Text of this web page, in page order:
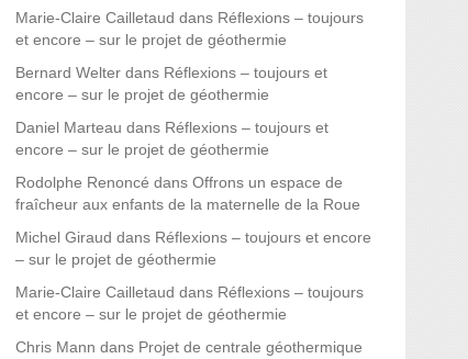
Marie-Claire Cailletaud dans Réflexions – toujours
et encore – sur le projet de géothermie
Bernard Welter dans Réflexions – toujours et
encore – sur le projet de géothermie
Daniel Marteau dans Réflexions – toujours et
encore – sur le projet de géothermie
Rodolphe Renoncé dans Offrons un espace de
fraîcheur aux enfants de la maternelle de la Roue
Michel Giraud dans Réflexions – toujours et encore
– sur le projet de géothermie
Marie-Claire Cailletaud dans Réflexions – toujours
et encore – sur le projet de géothermie
Chris Mann dans Projet de centrale géothermique